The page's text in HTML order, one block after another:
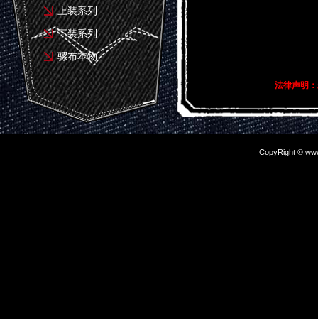
上装系列
下装系列
骡布本物
法律声明
CopyRight ©